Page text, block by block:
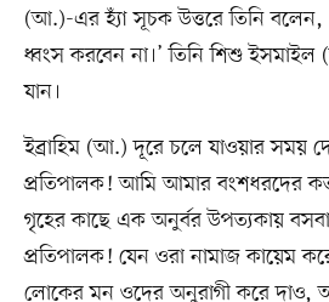
(আ.)-এর হ্যাঁ সূচক উত্তরে তিনি বলেন,
ধ্বংস করবেন না।’ তিনি শিশু
যান।
ইব্রাহিম (আ.) দূরে চলে যাওয়ার সময়
প্রতিপালক! আমি আমার বংশধরদের
গৃহের কাছে এক অনুর্বর উপত্যকায়
প্রতিপালক! যেন ওরা নামাজ কায়েম
লোকের মন ওদের অনুরাগী করে দাও,